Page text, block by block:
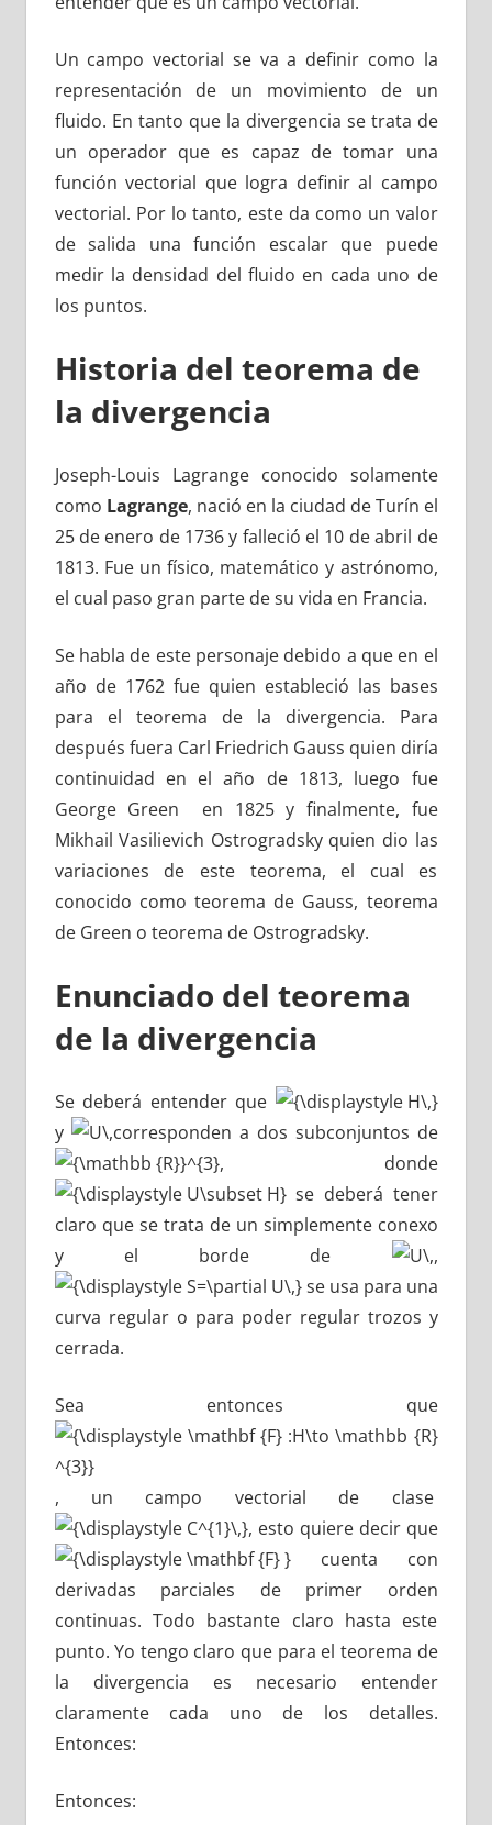
Un campo vectorial se va a definir como la
representación de un movimiento de un
fluido. En tanto que la divergencia se trata de
un operador que es capaz de tomar una
función vectorial que logra definir al campo
vectorial. Por lo tanto, este da como un valor
de salida una función escalar que puede
medir la densidad del fluido en cada uno de
los puntos.
Historia del teorema de
la divergencia
Joseph-Louis Lagrange conocido solamente
como Lagrange, nació en la ciudad de Turín el
25 de enero de 1736 y falleció el 10 de abril de
1813. Fue un físico, matemático y astrónomo,
el cual paso gran parte de su vida en Francia.
Se habla de este personaje debido a que en el
año de 1762 fue quien estableció las bases
para el teorema de la divergencia. Para
después fuera Carl Friedrich Gauss quien diría
continuidad en el año de 1813, luego fue
George Green en 1825 y finalmente, fue
Mikhail Vasilievich Ostrogradsky quien dio las
variaciones de este teorema, el cual es
conocido como teorema de Gauss, teorema
de Green o teorema de Ostrogradsky.
Enunciado del teorema
de la divergencia
Se deberá entender que
y
corresponden a dos subconjuntos de
, donde
se deberá tener
claro que se trata de un simplemente conexo
y el borde de
,
se usa para una
curva regular o para poder regular trozos y
cerrada.
Sea entonces que
, un campo vectorial de clase
, esto quiere decir que
cuenta con
derivadas parciales de primer orden
continuas. Todo bastante claro hasta este
punto. Yo tengo claro que para el teorema de
la divergencia es necesario entender
claramente cada uno de los detalles.
Entonces:
Entonces: